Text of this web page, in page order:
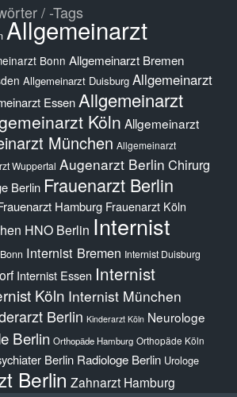
/ -Tags
Allgemeinarzt
Bonn Allgemeinarzt Bremen
Allgemeinarzt Duisburg Allgemeinarzt
Essen Allgemeinarzt
Köln Allgemeinarzt
München Allgemeinarzt
Wuppertal Augenarzt Berlin Chirurg
Berlin Frauenarzt Berlin
Hamburg Frauenarzt Köln
HNO Berlin Internist
Internist Bremen Internist Duisburg
Internist Essen Internist
Köln Internist München
Berlin Kinderarzt Köln Neurologe
Berlin Orthopäde Hamburg Orthopäde Köln
Berlin Radiologe Berlin Urologe
Berlin Zahnarzt Hamburg